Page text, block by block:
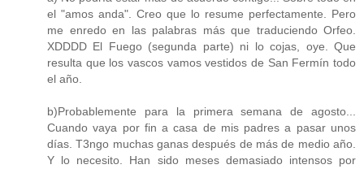
el "amos anda". Creo que lo resume perfectamente. Pero
me enredo en las palabras más que traduciendo Orfeo.
XDDDD El Fuego (segunda parte) ni lo cojas, oye. Que
resulta que los vascos vamos vestidos de San Fermín todo
el año.
b)Probablemente para la primera semana de agosto...
Cuando vaya por fin a casa de mis padres a pasar unos
días. T3ngo muchas ganas después de más de medio año.
Y lo necesito. Han sido meses demasiado intensos por